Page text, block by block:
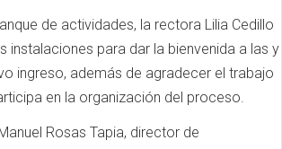
de actividades, la rectora Lilia Cedillo
instalaciones para dar la bienvenida a las y
ingreso, además de agradecer el trabajo
en la organización del proceso.
Rosas Tapia, director de